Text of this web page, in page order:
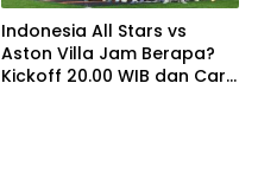
Indonesia All Stars vs
Aston Villa Jam Berapa?
Kickoff 20.00 WIB dan Cara